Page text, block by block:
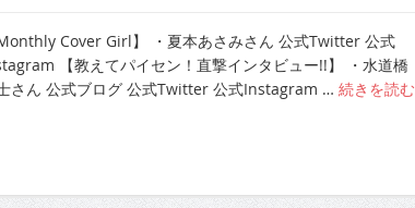
Monthly Cover Girl】 ・夏本あさみさん 公式Twitter 公式
【教えてパイセン！直撃インタビュー!!】 ・水道橋
さん 公式ブログ 公式Twitter 公式Instagram … 続きを読む